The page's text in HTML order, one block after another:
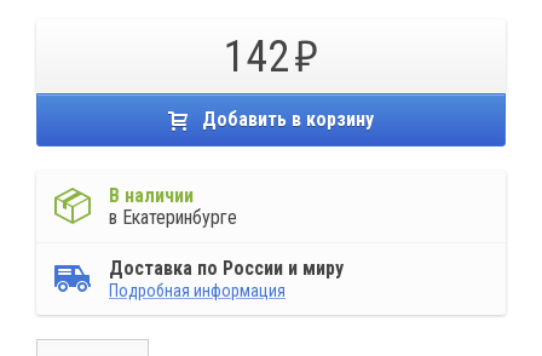
142
Добавить в корзину
В наличии
в Екатеринбурге
Доставка по России и миру
Подробная информация